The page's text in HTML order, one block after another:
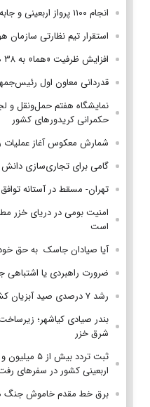
انجام ۱۱۰۰ پرواز اربعینی و جابه‌جایی ۱۴۱ هزار زائر تا ۱۲ مرداد
استقرار تیم‌ نظارتی سازمان
افزایش ظرفیت «هما» به ۳۸ هزار صندلی در اربعین ۱۴۰۵
قدردانی معاون اول
نمایشگاه هفتم حمل‌ونقل و
حکمرانی کریدورهای کشور
شمارش معکوس آغاز عملیات
گامی برای تجاری‌سازی
تهران- مسقط در آستانه
امنیت بومی در دریای خزر
است
آیا صیادان جاسک به حق
ضرورت راهبردی یا اشتباهی
رشد ۷ درصدی صید آبزیان کشور در سال ۱۴۰۴
بندر صیادی کیاشهر؛
شرق خزر
اربعینی کشور در سفرهای
برق خط مقدم خاموش جنگ